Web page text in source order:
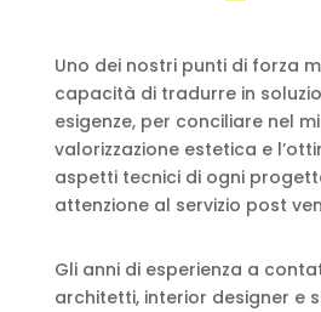
Uno dei nostri punti di forza
capacità di tradurre in
esigenze, per conciliare nel
valorizzazione estetica e
aspetti tecnici di ogni
attenzione al servizio post
Gli anni di esperienza a
architetti, interior designer e